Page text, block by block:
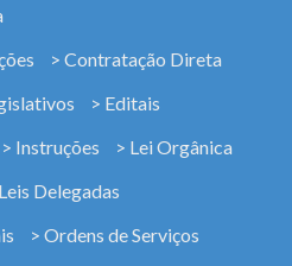
> Contratação Direta
> Editais
> Instruções
> Lei Orgânica
Delegadas
> Ordens de Serviços